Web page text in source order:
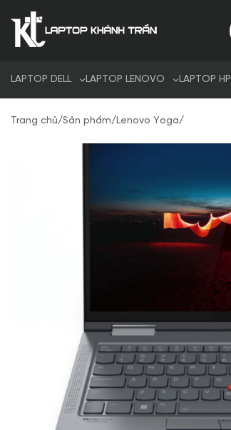
LAPTOP DELL LAPTOP LENOVO LAPTOP HP
Trang chủ/Sản phẩm/Lenovo Yoga/